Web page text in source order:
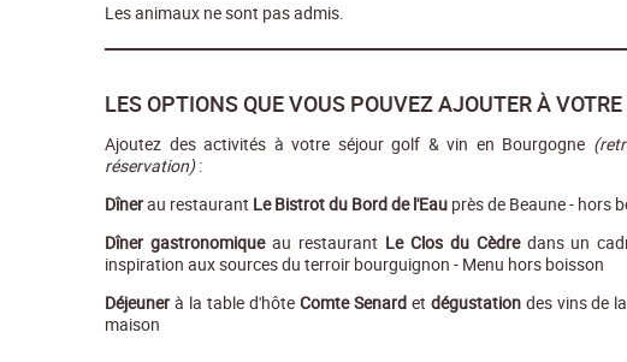
Les animaux ne sont pas admis.
LES OPTIONS QUE VOUS POUVEZ AJOUTER À VOTRE
Ajoutez des activités à votre séjour golf & vin en Bourgogne
réservation):
Dînerau restaurant Le Bistrot du Bord de l'Eau près de Beaune - hors
Dîner gastronomiqueau restaurant Le Clos du Cèdredans un
inspiration aux sources du terroir bourguignon - Menu hors boisson
Déjeuner à la table d'hôte Comte Senardet dégustationdes vins de
maison